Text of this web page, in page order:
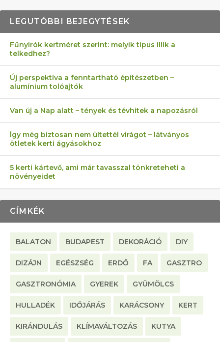
AZ ÖNELLÁTÁS 13 PONTJA
KEZDŐKNEK
6 LEGJOBB NÖVÉNY SZOMSZÉD
ELLEN
MÁRPEDIG A TŰZIJÁTÉK NEM MENŐ!
FÉLREÉRTETT KERTÉSZKEDÉS:
TÉRKŐ ÉS MURVA
AKI ELDOBÁLJA A CIGICSIKKEKET,
AZ EGY KÖ…
LEGUTÓBBI BEJEGYTÉSEK
Fűnyírók kertméret szerint: melyik típus illik a
telkedhez?
Új perspektíva a fenntartható építészetben –
alumínium tolóajtók
Van új a Nap alatt – tények és tévhitek a napozásról
Így még biztosan nem ültettél virágot – látványos
ötletek kerti ágyásokhoz
5 kerti kártevő, ami már tavasszal tönkreteheti a
növényeidet
CÍMKÉK
BALATON BUDAPEST DEKORÁCIÓ DIY
DIZÁJN EGÉSZSÉG ERDŐ FA GASZTRO
GASZTRONÓMIA GYEREK GYÜMÖLCS
HULLADÉK IDŐJÁRÁS KARÁCSONY KERT
KIRÁNDULÁS KLÍMAVÁLTOZÁS KUTYA